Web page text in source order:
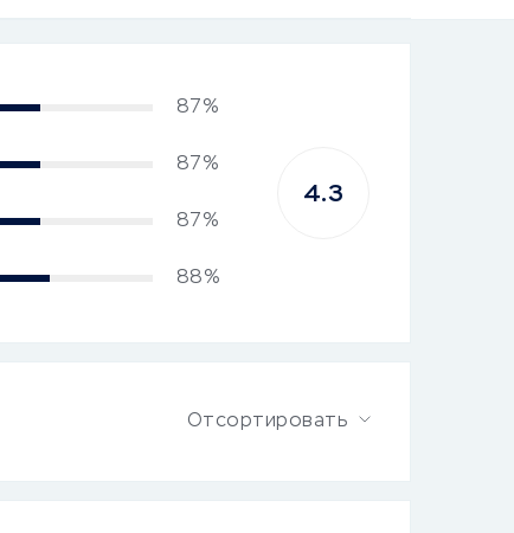
87%
87%
87%
88%
4.3
Отсортировать